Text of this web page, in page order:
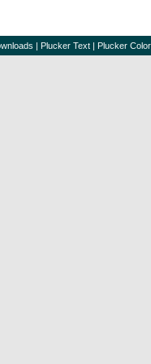
| Plucker Text | Plucker Color